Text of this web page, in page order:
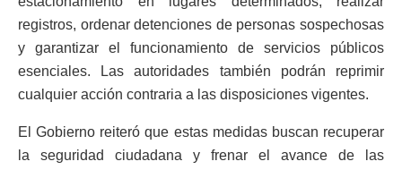
registros, ordenar detenciones de personas sospechosas
y garantizar el funcionamiento de servicios públicos
esenciales. Las autoridades también podrán reprimir
cualquier acción contraria a las disposiciones vigentes.
El Gobierno reiteró que estas medidas buscan recuperar
la seguridad ciudadana y frenar el avance de las